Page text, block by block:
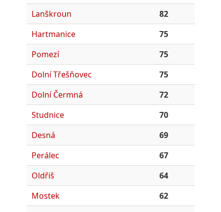
Lanškroun
82
Hartmanice
75
Pomezí
75
Dolní Třešňovec
75
Dolní Čermná
72
Studnice
70
Desná
69
Perálec
67
Oldřiš
64
Mostek
62